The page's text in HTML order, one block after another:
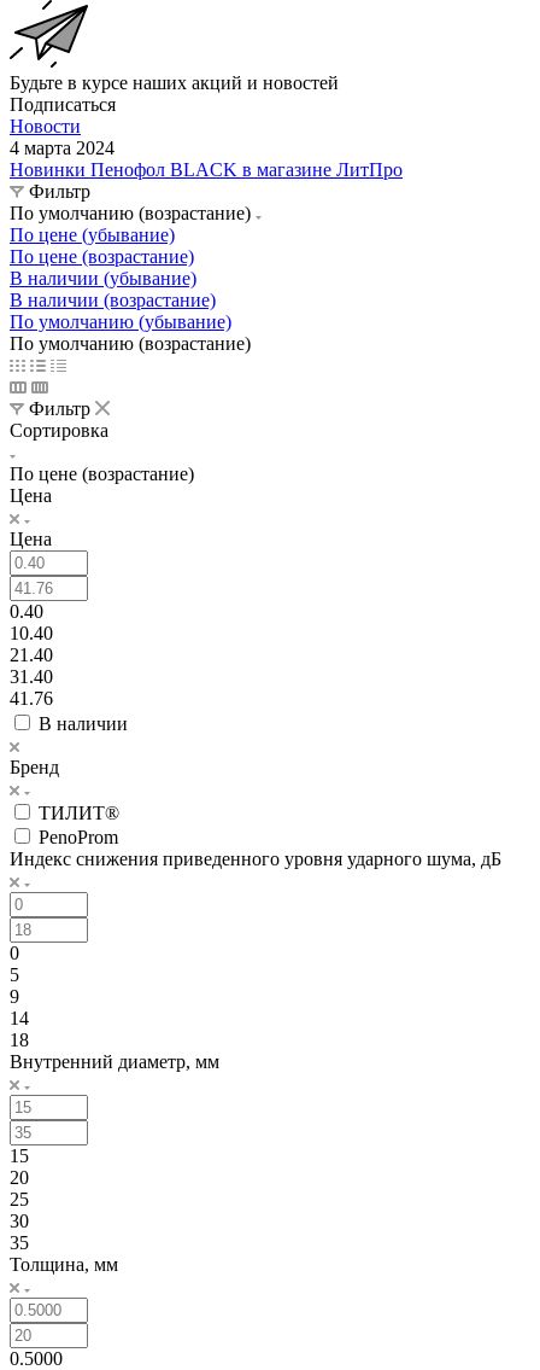
Будьте в курсе наших акций и новостей
Подписаться
Новости
4 марта 2024
Новинки Пенофол BLACK в магазине ЛитПро
Фильтр
По умолчанию (возрастание)
По цене (убывание)
По цене (возрастание)
В наличии (убывание)
В наличии (возрастание)
По умолчанию (убывание)
По умолчанию (возрастание)
Фильтр
Сортировка
По цене (возрастание)
Цена
Цена
0.40
10.40
21.40
31.40
41.76
В наличии
Бренд
ТИЛИТ®
PenoProm
Индекс снижения приведенного уровня ударного шума, дБ
0
5
9
14
18
Внутренний диаметр, мм
15
20
25
30
35
Толщина, мм
0.5000